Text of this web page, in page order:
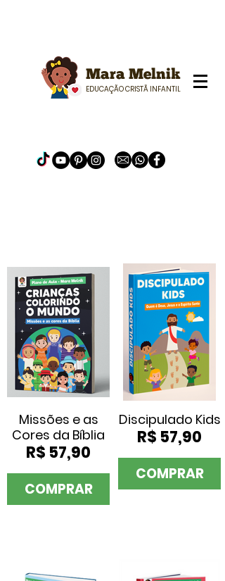
Mara Melnik
EDUCAÇÃO CRISTÃ INFANTIL
Missões e as
Cores da Bíblia
R$ 57,90
COMPRAR
Discipulado Kids
R$ 57,90
COMPRAR